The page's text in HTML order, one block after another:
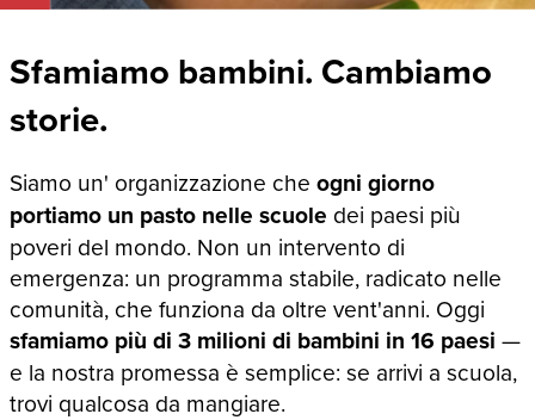
Sfamiamo bambini. Cambiamo
storie.
Siamo un' organizzazione che ogni giorno
portiamo un pasto nelle scuole dei paesi più
poveri del mondo. Non un intervento di
emergenza: un programma stabile, radicato nelle
comunità, che funziona da oltre vent'anni. Oggi
sfamiamo più di 3 milioni di bambini in 16 paesi —
e la nostra promessa è semplice: se arrivi a scuola,
trovi qualcosa da mangiare.